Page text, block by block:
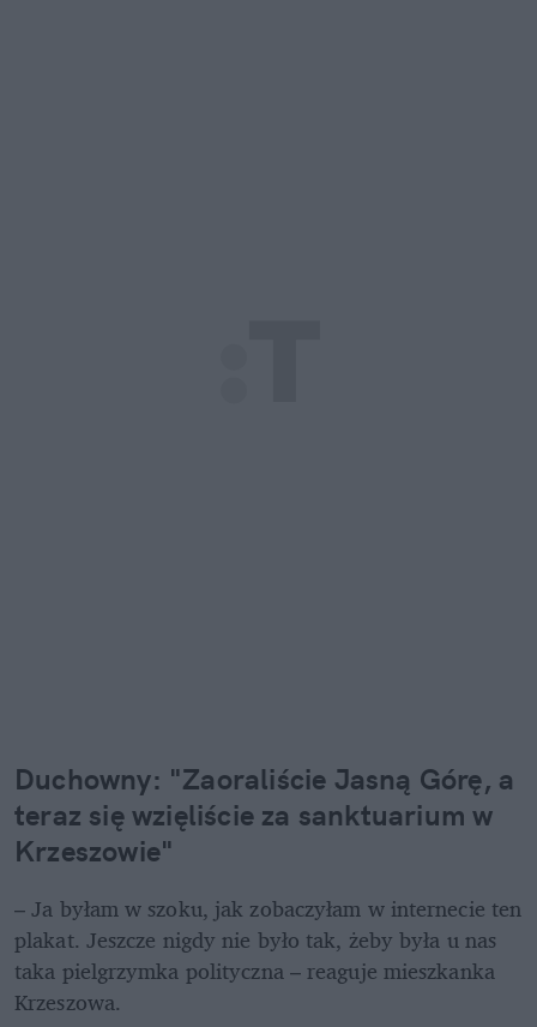
Duchowny: "Zaoraliście Jasną Górę, a
teraz się wzięliście za sanktuarium w
Krzeszowie"
– Ja byłam w szoku, jak zobaczyłam w internecie ten
plakat. Jeszcze nigdy nie było tak, żeby była u nas
taka pielgrzymka polityczna – reaguje mieszkanka
Krzeszowa.